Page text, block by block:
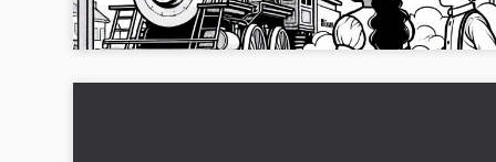
den online. Download nu!...